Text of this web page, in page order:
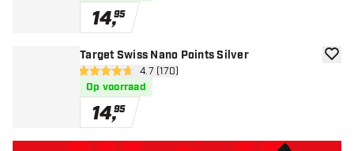
14,95
Target Swiss Nano Points Silver
open reviews drawer
4.7 score sterren4.7 (170)
Op voorraad
14,95